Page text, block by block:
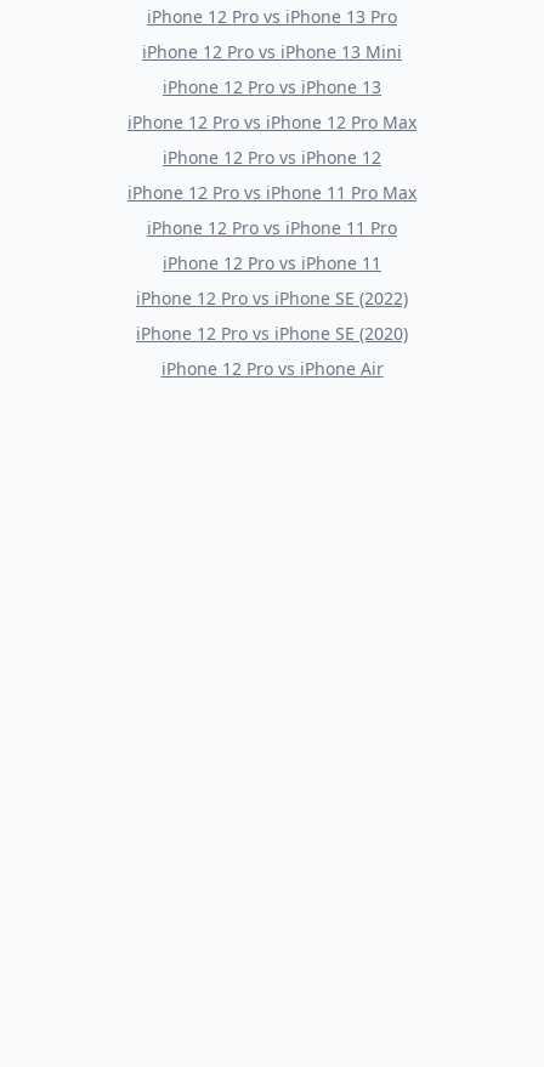
iPhone 12 Pro vs iPhone 13 Pro
iPhone 12 Pro vs iPhone 13 Mini
iPhone 12 Pro vs iPhone 13
iPhone 12 Pro vs iPhone 12 Pro Max
iPhone 12 Pro vs iPhone 12
iPhone 12 Pro vs iPhone 11 Pro Max
iPhone 12 Pro vs iPhone 11 Pro
iPhone 12 Pro vs iPhone 11
iPhone 12 Pro vs iPhone SE (2022)
iPhone 12 Pro vs iPhone SE (2020)
iPhone 12 Provs iPhone Air